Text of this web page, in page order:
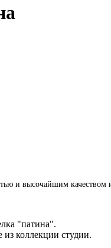
и высочайшим качеством
"патина".
коллекции студии.